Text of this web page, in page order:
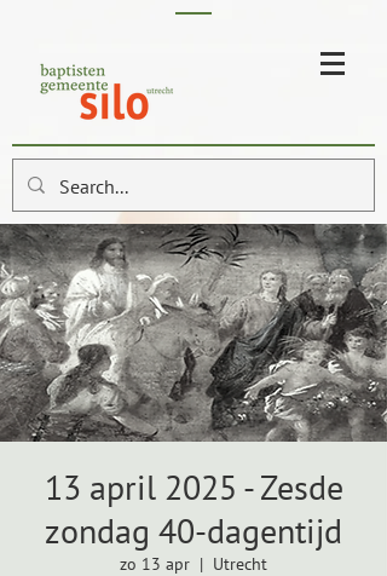
13 april 2025 - Zesde
zondag 40-dagentijd
zo 13 apr
  |
Utrecht